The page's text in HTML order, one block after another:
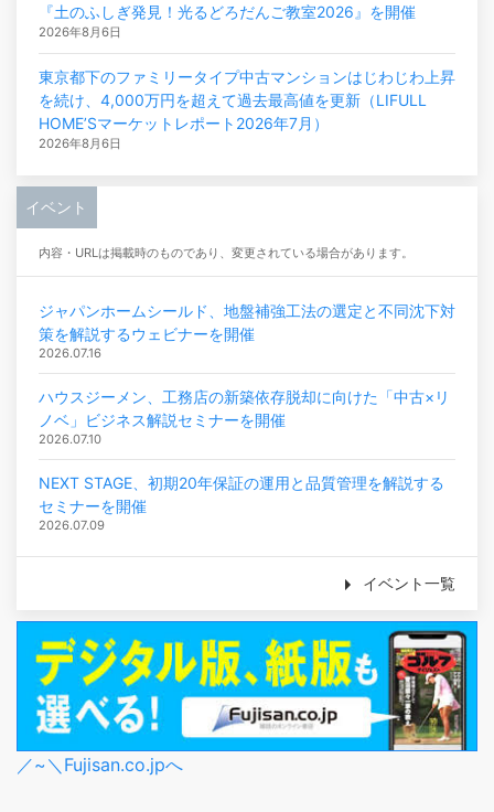
『土のふしぎ発見！光るどろだんご教室2026』を開催
2026年8月6日
東京都下のファミリータイプ中古マンションはじわじわ上昇
を続け、4,000万円を超えて過去最高値を更新（LIFULL
HOME’Sマーケットレポート2026年7月）
2026年8月6日
イベント
内容・URLは掲載時のものであり、変更されている場合があります。
ジャパンホームシールド、地盤補強工法の選定と不同沈下対
策を解説するウェビナーを開催
2026.07.16
ハウスジーメン、工務店の新築依存脱却に向けた「中古×リ
ノベ」ビジネス解説セミナーを開催
2026.07.10
NEXT STAGE、初期20年保証の運用と品質管理を解説する
セミナーを開催
2026.07.09
イベント一覧
／~＼Fujisan.co.jpへ